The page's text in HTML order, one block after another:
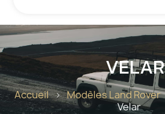
VELAR
Accueil Modèles Land Rover
Velar